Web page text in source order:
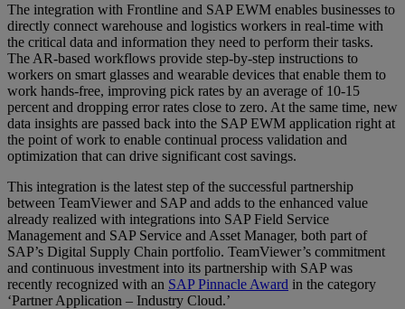
The integration with Frontline and SAP EWM enables businesses to
directly connect warehouse and logistics workers in real-time with
the critical data and information they need to perform their tasks.
The AR-based workflows provide step-by-step instructions to
workers on smart glasses and wearable devices that enable them to
work hands-free, improving pick rates by an average of 10-15
percent and dropping error rates close to zero. At the same time, new
data insights are passed back into the SAP EWM application right at
the point of work to enable continual process validation and
optimization that can drive significant cost savings.
This integration is the latest step of the successful partnership
between TeamViewer and SAP and adds to the enhanced value
already realized with integrations into SAP Field Service
Management and SAP Service and Asset Manager, both part of
SAP’s Digital Supply Chain portfolio. TeamViewer’s commitment
and continuous investment into its partnership with SAP was
recently recognized with an SAP Pinnacle Award in the category
‘Partner Application – Industry Cloud.’